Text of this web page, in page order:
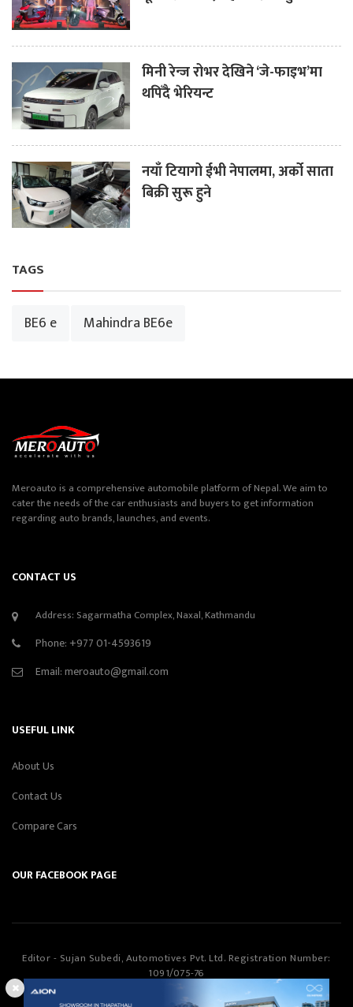
मिनी रेन्ज रोभर देखिने ‘जे-फाइभ’मा
थपिँदै भेरियन्ट
नयाँ टियागो ईभी नेपालमा, अर्को साता
बिक्री सुरू हुने
TAGS
BE6 e Mahindra BE6e
Meroauto is a comprehensive automobile platform of Nepal. We aim to
cater the needs of the car enthusiasts and buyers to get information
regarding auto brands, launches, and events.
CONTACT US
Address: Sagarmatha Complex, Naxal, Kathmandu
Phone: +977 01-4593619
Email:meroauto@gmail.com
USEFUL LINK
About Us
Contact Us
Compare Cars
OUR FACEBOOK PAGE
Editor - Sujan Subedi, Automotives Pvt. Ltd. Registration Number:
1091/075-76
©Copyright2026Automotives Pvt. LtdAll Rights Reserved.